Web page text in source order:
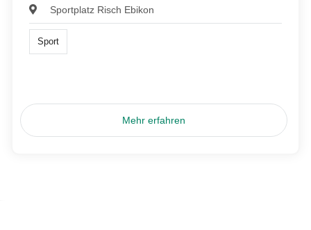
Sportplatz Risch Ebikon
Sport
Mehr erfahren